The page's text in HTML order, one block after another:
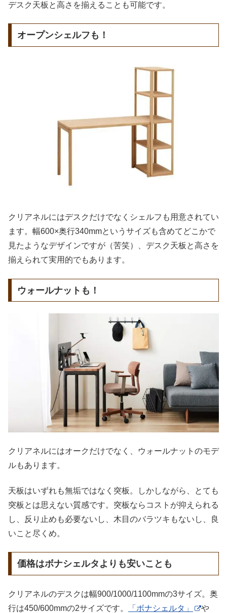
デスク天板と高さを揃えることも可能です。
オープンシェルフも！
クリアネルにはデスクだけでなくシェルフも用意されてい
ます。幅600×奥行340mmというサイズも含めてどこかで
見たようなデザインですが（苦笑）、デスク天板と高さを
揃えられて実用的でもあります。
ウォールナットも！
クリアネルにはオークだけでなく、ウォールナットのモデ
ルもあります。
天板はいずれも無垢ではなく突板。しかしながら、とても
突板とは思えない質感です。突板ならコストが抑えられる
し、反り止めも必要ないし、木目のバラツキもないし、良
いこと尽くめ。
価格はボナシェルタよりも安いことも
クリアネルのデスクは幅900/1000/1100mmの3サイズ。奥
行は450/600mmの2サイズです。
「ボナシェルタ」
や